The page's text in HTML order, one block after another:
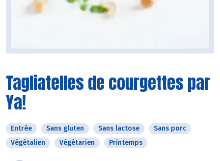
Tagliatelles de courgettes par
Ya!
Entrée Sans gluten Sans lactose
Sans porc
Végétalien
Végétarien Printemps